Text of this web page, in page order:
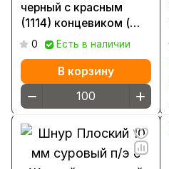
черный с красным
(1114) концевиком (
≈1,2 м)
0 Есть в наличии
В корзину